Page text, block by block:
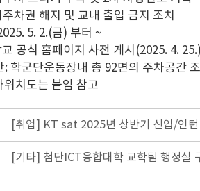
차권 해지 및 교내 출입 금지 조치
5. 2.(금) 부터 ~
공식 홈페이지 사전 게시(2025. 4.
: 학군단운동장내 총 92면의 주차공간
치도는 붙임 참고
[취업] KT sat 2025년 상반기 신입/인턴
[기타] 첨단ICT융합대학 교학팀 행정실